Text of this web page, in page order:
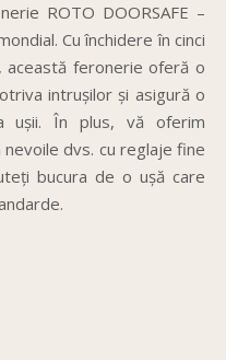
ROTO DOORSAFE –
Cu închidere în cinci
această feronerie oferă o
intrușilor și asigură o
ușii. În plus, vă oferim
dvs. cu reglaje fine
bucura de o ușă care